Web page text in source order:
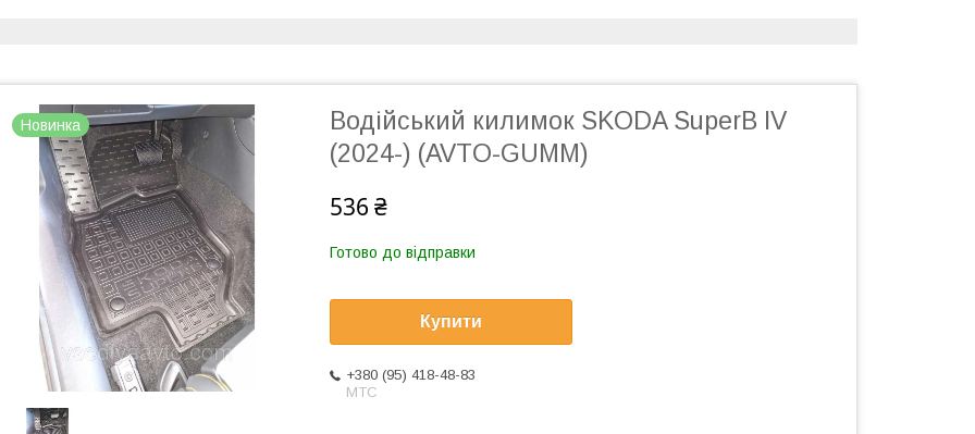
Новинка
Водійський килимок SKODA SuperB IV
(2024-) (AVTO-GUMM)
536 ₴
Готово до відправки
Купити
+380 (95) 418-48-83
МТС